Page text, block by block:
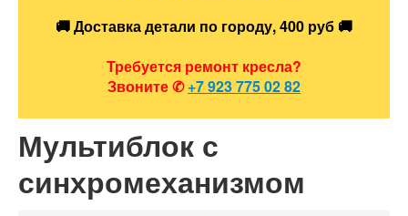
🚚 Доставка детали по городу, 400 руб 🚚
Требуется ремонт кресла?
Звоните✆+7 923 775 02 82
Мультиблок с
синхромеханизмом